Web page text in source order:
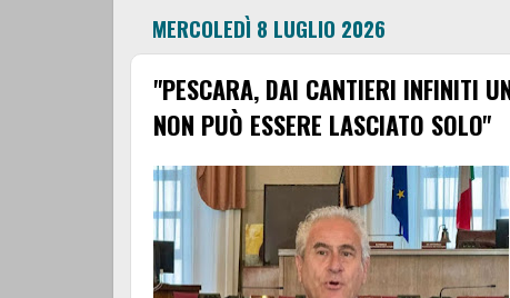
MERCOLEDÌ 8 LUGLIO 2026
"PESCARA, DAI CANTIERI INFINITI
NON PUÒ ESSERE LASCIATO SOLO"